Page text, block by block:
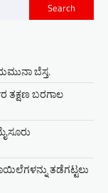
Search
ಬೆಸ್ತ.
ತಕ್ಷಣ ಬರಗಾಲ
ತಡೆಗಟ್ಟಲು